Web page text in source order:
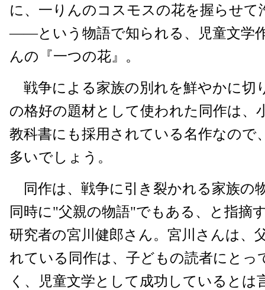
に、一りんのコスモスの花を握らせて
――という物語で知られる、児童文学
んの『一つの花』。
戦争による家族の別れを鮮やかに切
の格好の題材として使われた同作は、
教科書にも採用されている名作なので
多いでしょう。
同作は、戦争に引き裂かれる家族の
同時に"父親の物語"でもある、と指摘
研究者の宮川健郎さん。宮川さんは、
れている同作は、子どもの読者にとっ
く、児童文学として成功しているとは